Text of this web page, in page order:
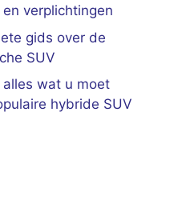
verplichtingen
gids over de
SUV
alles wat u moet
hybride SUV